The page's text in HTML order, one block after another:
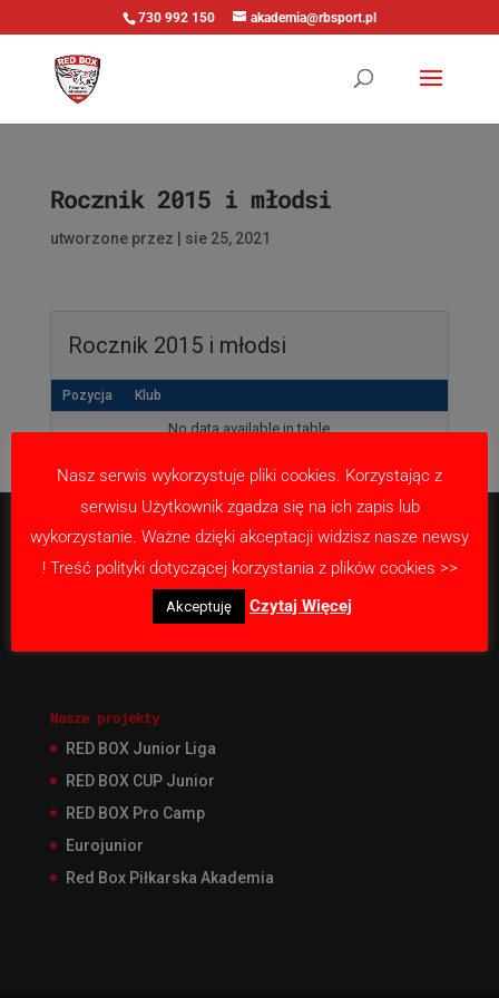
730 992 150 akademia@rbsport.pl
Rocznik 2015 i młodsi
utworzone przez sie 25, 2021
Rocznik 2015 i młodsi
Pozycja Klub
No data available in table
O Akademii
Nabór
Nasze projekty
RED BOX Junior Liga
RED BOX CUP Junior
RED BOX Pro Camp
Eurojunior
Red Box Piłkarska Akademia
Nasz serwis wykorzystuje pliki cookies. Korzystając z
serwisu Użytkownik zgadza się na ich zapis lub
wykorzystanie. Ważne dzięki akceptacji widzisz nasze newsy
! Treść polityki dotyczącej korzystania z plików cookies >>
Akceptuję Czytaj Więcej